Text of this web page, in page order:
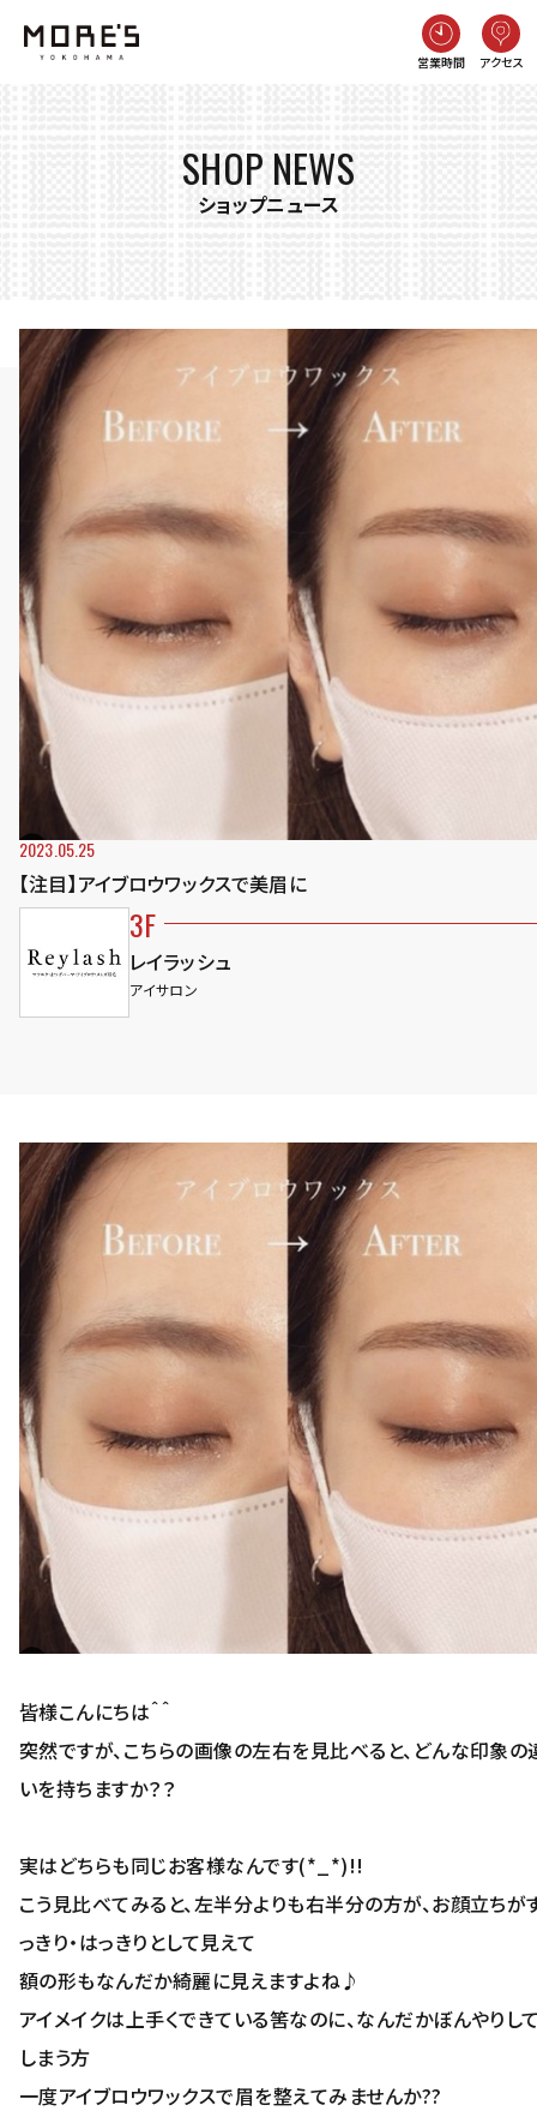
営業時間 アクセス
SHOP NEWS
ショップニュース
2023.05.25
【注目】アイブロウワックスで美眉に
3F
レイラッシュ
アイサロン
皆様こんにちは＾＾
突然ですが、こちらの画像の左右を見比べると、どんな印象の
いを持ちますか？？
実はどちらも同じお客様なんです(*_*)!!
こう見比べてみると、左半分よりも右半分の方が、お顔立ちが
っきり・はっきりとして見えて
額の形もなんだか綺麗に見えますよね♪
アイメイクは上手くできている筈なのに、なんだかぼんやりし
しまう方
一度アイブロウワックスで眉を整えてみませんか??